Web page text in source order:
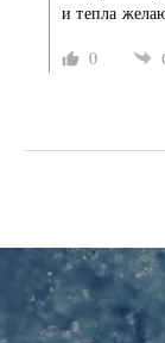
и тепла
0